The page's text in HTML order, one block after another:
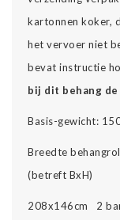
kartonnen koker,
het vervoer niet
bevat instructie
bij dit behang
Basis-gewicht:
Breedte
(betreft BxH)
208x146cm 2